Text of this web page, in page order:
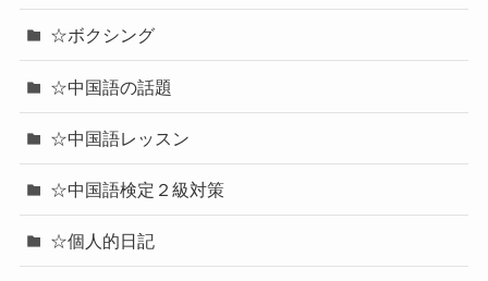
☆ボクシング
☆中国語の話題
☆中国語レッスン
☆中国語検定２級対策
☆個人的日記